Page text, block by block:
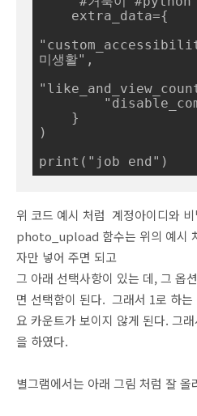
미생활",
)
print("job end")
위 코드 예시 처럼 계정아이디와
photo_upload 함수는 위의 예시
자만 넣어 주면 되고
그 아래 선택사항이 있는 데, 그 옵
면 선택함이 된다. 그래서 1로 하
요 카운트가 보이지 않게 된다. 그
을 하였다.
별그램에서는 아래 그림 처럼 잘 올